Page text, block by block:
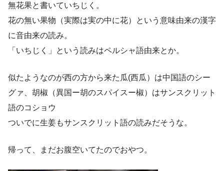
無花果と書いていちじく。
花の無い果物（実際は実の中に花）という意味由来の漢字
に音由来の読み。
「いちじく」という読みはペルシャ語由来とか。
似たようなのが西の方から来た瓜(西瓜）は中国語のシー
グァ、胡椒（異国ー胡のスパイスー椒）はサンスクリット
語のコショウ
ついでに生姜もサンスクリット語の読みだそうな。
帰って、まだお腹空いてたのでおやつ。